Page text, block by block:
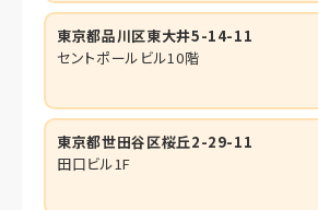
東京都品川区東大井5-14-11
セントポールビル10階
東京都世田谷区桜丘2-29-11
田口ビル1F